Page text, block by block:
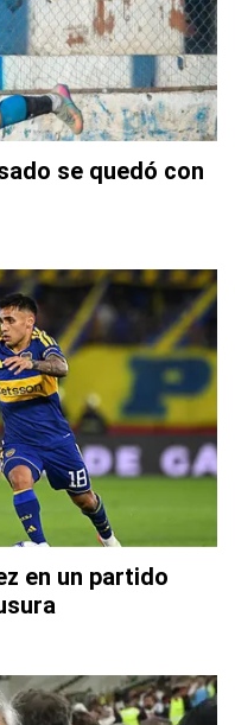
se quedó con
en un partido